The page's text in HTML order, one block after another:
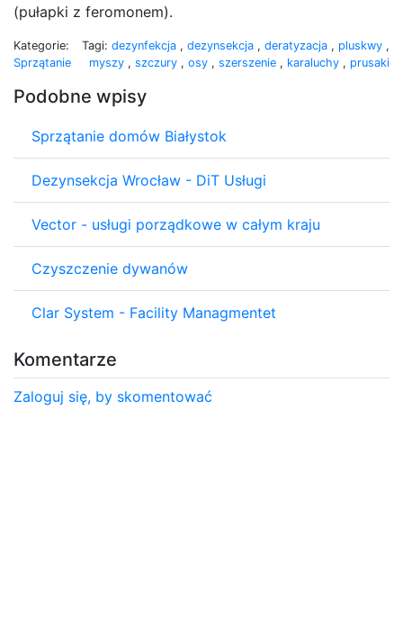
(pułapki z feromonem).
Kategorie:
Sprzątanie
Tagi: dezynfekcja , dezynsekcja , deratyzacja , pluskwy ,
myszy , szczury , osy , szerszenie , karaluchy , prusaki
Podobne wpisy
Sprzątanie domów Białystok
Dezynsekcja Wrocław - DiT Usługi
Vector - usługi porządkowe w całym kraju
Czyszczenie dywanów
Clar System - Facility Managmentet
Komentarze
Zaloguj się, by skomentować